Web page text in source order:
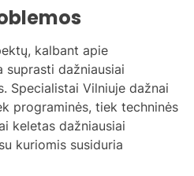
kalbant apie
suprasti dažniausiai
Specialistai Vilniuje dažnai
programinės, tiek techninės
keletas dažniausiai
kuriomis susiduria